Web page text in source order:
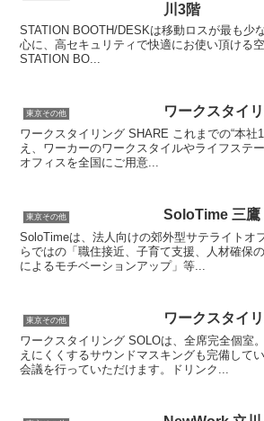
川3階
STATION BOOTH/DESKは移動ロスが最も少
心に、高セキュリティで快適にお使い頂ける
STATION BO...
東京その他 ワークスタイ
ワークスタイリング SHARE これまでの“本社
え、ワーカーのワークスタイルやライフステ
オフィスを全国にご用意...
東京その他 SoloTime 三鷹
SoloTimeは、法人向けの郊外型サテライトオ
らではの「職住接近、子育て支援、人材確保
によるモチベーションアップ」等...
東京その他 ワークスタイ
ワークスタイリング SOLOは、全席完全個室
えにくくするサウンドマスキングも完備して
会議を行っていただけます。ドリンク...